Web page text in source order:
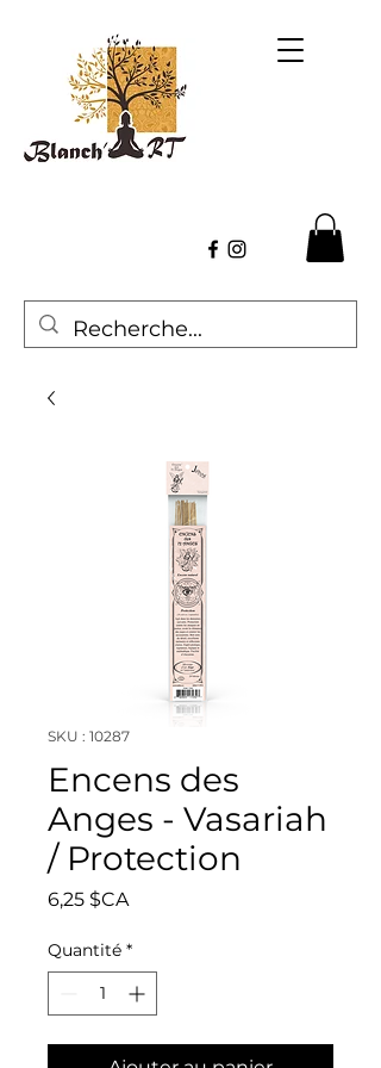
SKU : 10287
Encens des
Anges - Vasariah
/ Protection
6,25 $CAPrix
Quantité *